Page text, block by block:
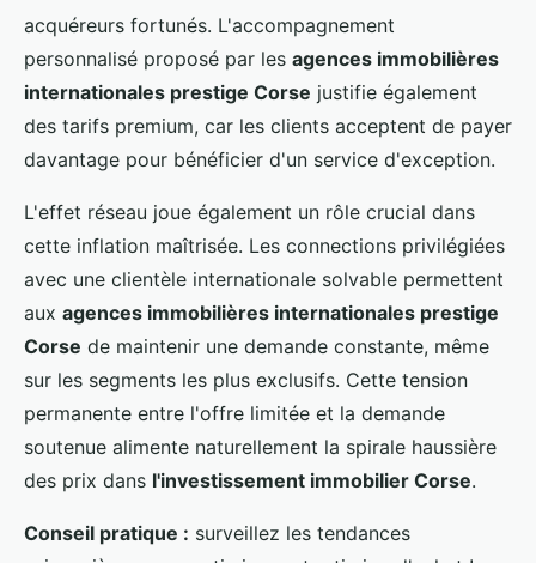
acquéreurs fortunés. L'accompagnement
personnalisé proposé par les agences immobilières
internationales prestige Corse justifie également
des tarifs premium, car les clients acceptent de payer
davantage pour bénéficier d'un service d'exception.
L'effet réseau joue également un rôle crucial dans
cette inflation maîtrisée. Les connections privilégiées
avec une clientèle internationale solvable permettent
aux agences immobilières internationales prestige
Corse de maintenir une demande constante, même
sur les segments les plus exclusifs. Cette tension
permanente entre l'offre limitée et la demande
soutenue alimente naturellement la spirale haussière
des prix dans l'investissement immobilier Corse.
Conseil pratique : surveillez les tendances